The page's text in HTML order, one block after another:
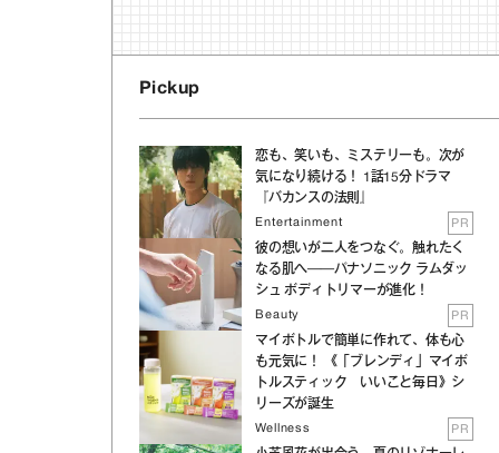
Pickup
恋も、笑いも、ミステリーも。次が
気になり続ける！ 1話15分ドラマ
『バカンスの法則』
Entertainment PR
彼の想いが二人をつなぐ。触れたく
なる肌へ──パナソニック ラムダッ
シュ ボディトリマーが進化！
Beauty PR
マイボトルで簡単に作れて、体も心
も元気に！ 《「ブレンディ」マイボ
トルスティック いいこと毎日》シ
リーズが誕生
Wellness PR